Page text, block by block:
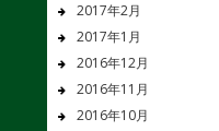
2017年2月
2017年1月
2016年12月
2016年11月
2016年10月